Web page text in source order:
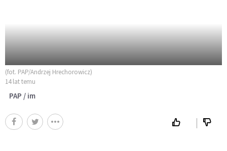
(fot. PAP/Andrzej Hrechorowicz)
14 lat temu
PAP / im